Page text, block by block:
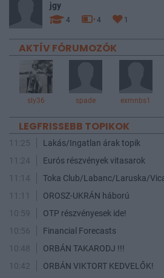
jgy
4 4 1
AKTÍV FÓRUMOZÓK
sly36 spade exmnbs1
LEGFRISSEBB TOPIKOK
11:25
Lakás/Ingatlan árak topik
11:24
Eurós részvények vitasarok
11:14
11:11
OROSZ-UKRÁN háború
10:59
OTP részvényesek ide!
10:56
Financial Forecasts
10:48
ORBÁN TAKARODJ !!!
10:42
ORBÁN VIKTORT KEDVELŐK!